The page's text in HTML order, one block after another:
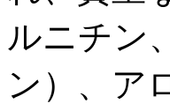
ルニチン
ン）、ア